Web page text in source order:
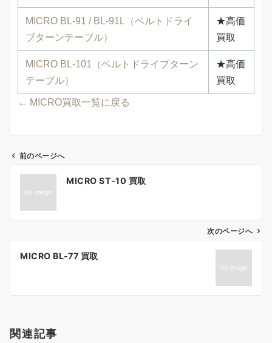
MICRO BL-91 / BL-91L（ベルトドライ
ブターンテーブル）
★高価
買取
MICRO BL-101（ベルトドライブターン
テーブル）
★高価
買取
← MICRO買取一覧に戻る
ン
前のページへ
MICRO ST-10 買取
次のページへ
MICRO BL-77 買取
関連記事